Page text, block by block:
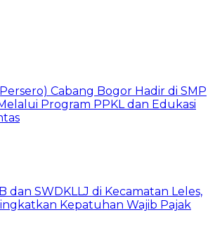
Cabang Bogor Hadir di SMP
Program PPKL dan Edukasi
dan SWDKLLJ di Kecamatan Leles,
Kepatuhan Wajib Pajak